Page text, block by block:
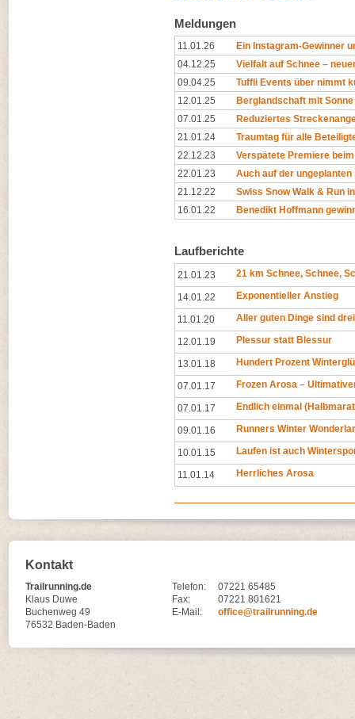
Meldungen
11.01.26
Ein Instagram-Gewinner
04.12.25
Vielfalt auf Schnee –
09.04.25
Tuffli Events über nimmt
12.01.25
Berglandschaft mit
07.01.25
Reduziertes
21.01.24
Traumtag für alle
22.12.23
Verspätete Premiere
22.01.23
Auch auf der
21.12.22
Swiss Snow Walk & Run
16.01.22
Benedikt Hoffmann
Laufberichte
21.01.23 21 km Schnee, Schnee,
14.01.22 Exponentieller Anstieg
11.01.20 Aller guten Dinge sind drei
12.01.19 Plessur statt Blessur
13.01.18 Hundert Prozent
07.01.17 Frozen Arosa –
07.01.17 Endlich einmal
09.01.16 Runners Winter
10.01.15 Laufen ist auch
11.01.14 Herrliches Arosa
Kontakt
Trailrunning.de
Klaus Duwe
Buchenweg 49
76532 Baden-Baden
Telefon:
07221 65485
Fax:
07221 801621
E-Mail:
office@trailrunning.de